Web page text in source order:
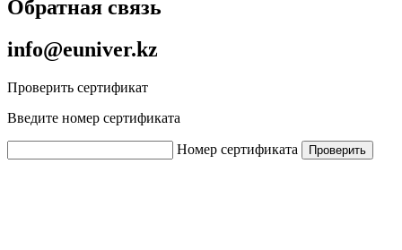
Обратная связь
info@euniver.kz
Проверить сертификат
Введите номер сертификата
Номер сертификата Проверить